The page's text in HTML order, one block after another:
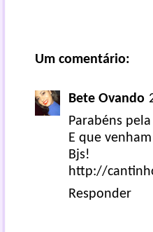
Um comentário:
Bete Ovando
Parabéns
E que
Bjs!
http://
Responder